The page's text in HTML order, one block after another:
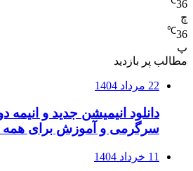
36
چ
36
℃
پ
مطالب پر بازدید
22 مرداد 1404
دانلود انیمیشن جدید و انیمه
سرگرمی و آموزش برای همه
11 خرداد 1404